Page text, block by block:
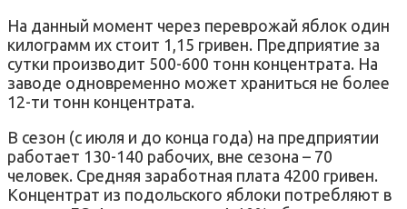
На данный момент через переврожай яблок один
килограмм их стоит 1,15 гривен. Предприятие за
сутки производит 500-600 тонн концентрата. На
заводе одновременно может храниться не более
12-ти тонн концентрата.
В сезон (с июля и до конца года) на предприятии
работает 130-140 рабочих, вне сезона – 70
человек. Средняя заработная плата 4200 гривен.
Концентрат из подольского яблоки потребляют в